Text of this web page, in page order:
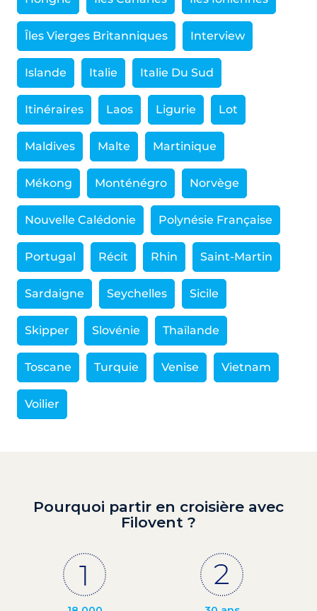
Îles Vierges Britanniques Interview
Islande Italie Italie Du Sud
Itinéraires Laos Ligurie Lot
Maldives Malte Martinique
Mékong Monténégro Norvège
Nouvelle Calédonie Polynésie Française
Portugal Récit Rhin Saint-Martin
Sardaigne Seychelles Sicile
Skipper Slovénie Thaïlande
Toscane Turquie Venise Vietnam
Voilier
Pourquoi partir en croisière avec
Filovent ?